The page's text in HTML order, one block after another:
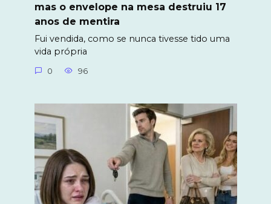
mas o envelope na mesa destruiu 17
anos de mentira
Fui vendida, como se nunca tivesse tido uma
vida própria
0 96